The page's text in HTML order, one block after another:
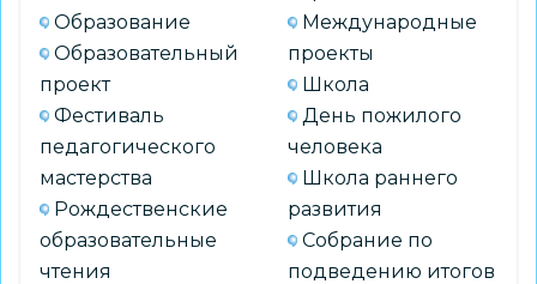
Образование
Образовательный
проект
Фестиваль
педагогического
мастерства
Рождественские
образовательные
чтения
Международные
проекты
Школа
День пожилого
человека
Школа раннего
развития
Собрание по
подведению итогов